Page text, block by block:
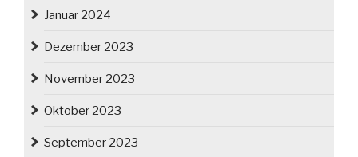
Januar 2024
Dezember 2023
November 2023
Oktober 2023
September 2023